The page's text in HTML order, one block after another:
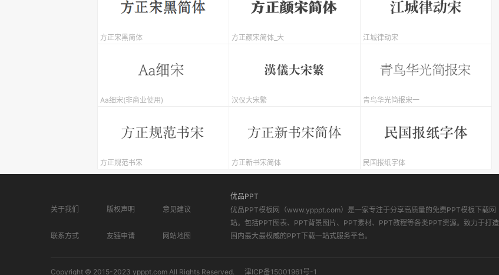
方正宋黑简体 方正颜宋简体_大 江城律动宋
Aa细宋(非商业使用) 汉仪大宋繁 青鸟华光简报宋一
方正规范书宋 方正新书宋简体 民国报纸字体
关于我们 版权声明 意见建议
联系方式 友链申请 网站地图
优品PPT
优品PPT模板网（www.ypppt.com）是一家专注于分享高质量的免费PPT模板下载网
站。包括PPT图表、PPT背景图片、PPT素材、PPT教程等各类PPT资源。致力于打造
国内最大最权威的PPT下载一站式服务平台。
Copyright © 2015-2023 ypppt.com All Rights Reserved. 津ICP备15001961号-1